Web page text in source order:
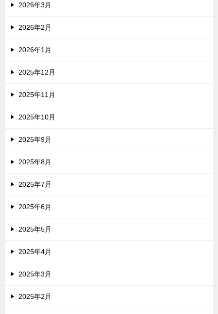
2026年3月
2026年2月
2026年1月
2025年12月
2025年11月
2025年10月
2025年9月
2025年8月
2025年7月
2025年6月
2025年5月
2025年4月
2025年3月
2025年2月